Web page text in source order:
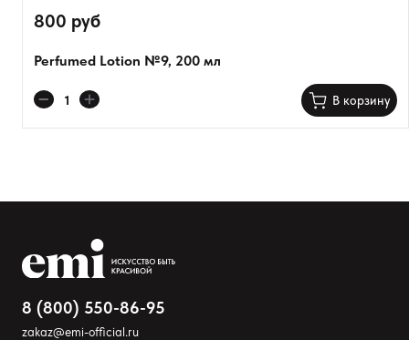
Оставить анонимно
Добавить отзыв
800 руб
Perfumed Lotion №9, 200 мл
В корзину
8 (800) 550-86-95
zakaz@emi-official.ru